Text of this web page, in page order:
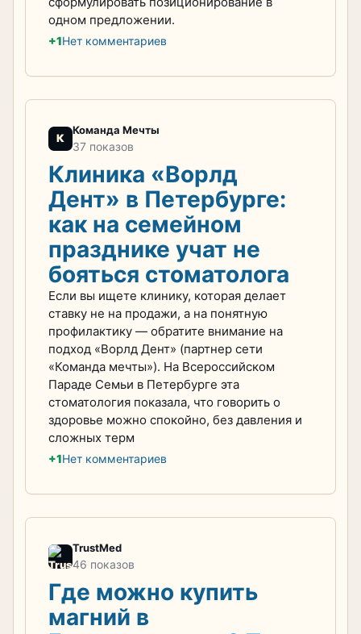
одном предложении.
+1Нет комментариев
К
Команда Мечты
37 показов
Клиника «Ворлд
Дент» в Петербурге:
как на семейном
празднике учат не
бояться стоматолога
Если вы ищете клинику, которая делает
ставку не на продажи, а на понятную
профилактику — обратите внимание на
подход «Ворлд Дент» (партнер сети
«Команда мечты»). На Всероссийском
Параде Семьи в Петербурге эта
стоматология показала, что говорить о
здоровье можно спокойно, без давления и
сложных терм
+1Нет комментариев
TrustMed
46 показов
Где можно купить
магний в